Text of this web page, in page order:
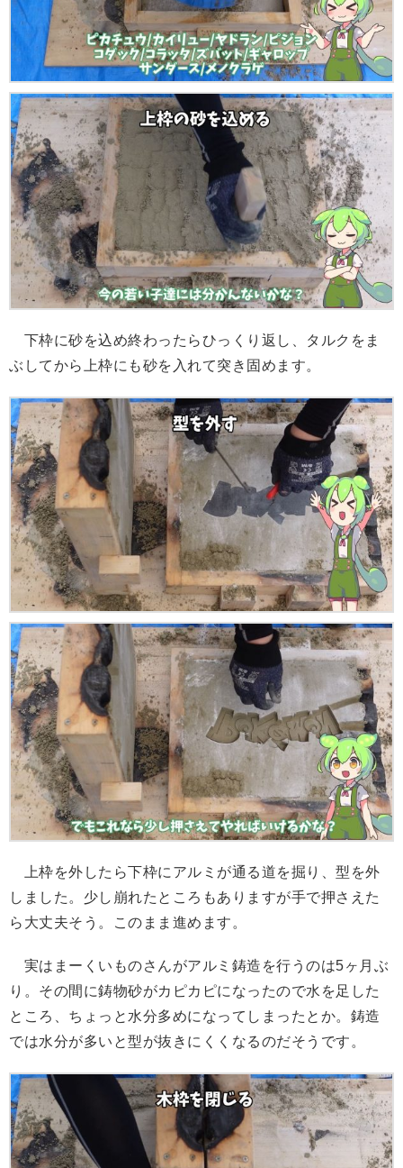
下枠に砂を込め終わったらひっくり返し、タルクをま
ぶしてから上枠にも砂を入れて突き固めます。
上枠を外したら下枠にアルミが通る道を掘り、型を外
しました。少し崩れたところもありますが手で押さえた
ら大丈夫そう。このまま進めます。
実はまーくいものさんがアルミ鋳造を行うのは5ヶ月ぶ
り。その間に鋳物砂がカピカピになったので水を足した
ところ、ちょっと水分多めになってしまったとか。鋳造
では水分が多いと型が抜きにくくなるのだそうです。